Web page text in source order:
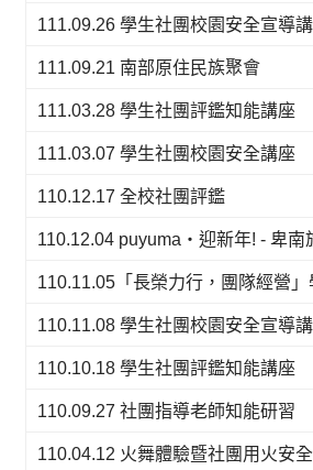
111.09.26 學生社團校園安全宣導
111.09.21 南部原住民族聚會
111.03.28 學生社團評鑑知能講座
111.03.07 學生社團校園安全講座
110.12.17 全校社團評鑑
110.12.04 puyuma‧迎新年! - 卑南
110.11.05「長榮力行，團隊經營」
110.11.08 學生社團校園安全宣導
110.10.18 學生社團評鑑知能講座
110.09.27 社團指導老師知能研習
110.04.12 火舞體驗暨社團用火安